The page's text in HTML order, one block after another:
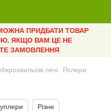
ПРИДБАТИ ТОВАР
ЯКЩО ВАМ ЦЕ НЕ
ЗАМОВЛЕННЯ
печі Ролери
Різне